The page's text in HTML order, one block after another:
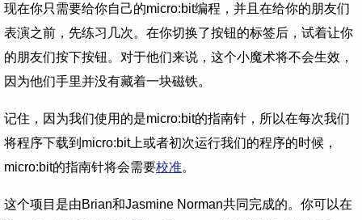
现在你只需要给你自己的micro:bit编程，并且在给你的朋友们
表演之前，先练习几次。在你切换了按钮的标签后，试着让你
的朋友们按下按钮。对于他们来说，这个小魔术将不会生效，
因为他们手里并没有藏着一块磁铁。
记住，因为我们使用的是micro:bit的指南针，所以在每次我们
将程序下载到micro:bit上或者初次运行我们的程序的时候，
micro:bit的指南针将会需要校准。
这个项目是由Brian和Jasmine Norman共同完成的。你可以在